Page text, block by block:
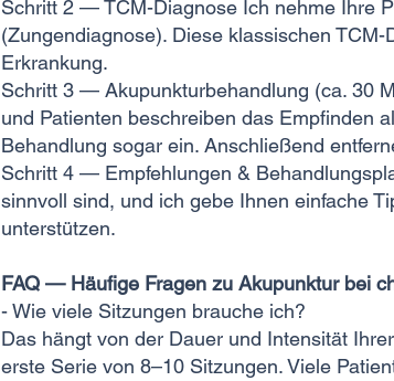
Schritt 2 — TCM-Diagnose Ich nehme Ihre
(Zungendiagnose). Diese klassischen
Erkrankung.
Schritt 3 — Akupunkturbehandlung (ca. 30
und Patienten beschreiben das Empfinden
Behandlung sogar ein. Anschließend
Schritt 4 — Empfehlungen &
sinnvoll sind, und ich gebe Ihnen einfache
unterstützen.
FAQ — Häufige Fragen zu Akupunktur bei
- Wie viele Sitzungen brauche ich?
Das hängt von der Dauer und Intensität
erste Serie von 8–10 Sitzungen. Viele